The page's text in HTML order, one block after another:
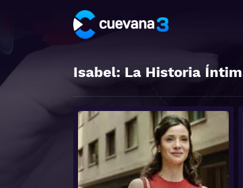
Isabel: La Historia